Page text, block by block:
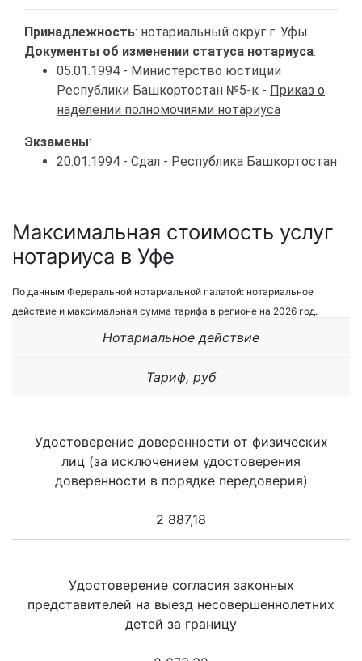
Принадлежность: нотариальный округ г. Уфы
Документы об изменении статуса нотариуса:
05.01.1994 - Министерство юстиции
Республики Башкортостан №5-к - Приказ о
наделении полномочиями нотариуса
Экзамены:
20.01.1994 - Сдал - Республика Башкортостан
Максимальная стоимость услуг
нотариуса в Уфе
По данным Федеральной нотариальной палатой: нотариальное
действие и максимальная сумма тарифа в регионе на 2026 год.
Нотариальное действие
Тариф, руб
Удостоверение доверенности от физических
лиц (за исключением удостоверения
доверенности в порядке передоверия)
2 887,18
Удостоверение согласия законных
представителей на выезд несовершеннолетних
детей за границу